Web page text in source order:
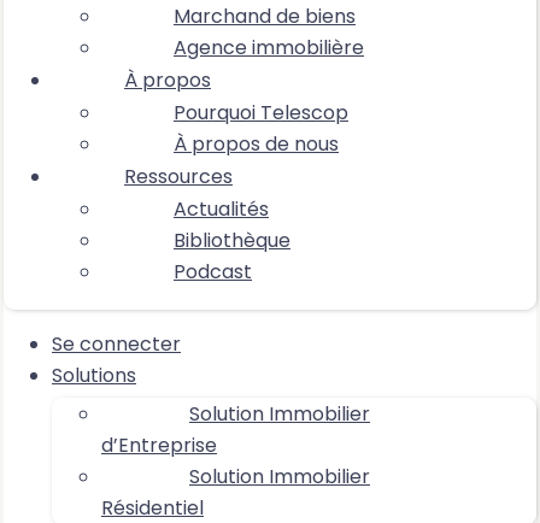
Marchand de biens
Agence immobilière
À propos
Pourquoi Telescop
À propos de nous
Ressources
Actualités
Bibliothèque
Podcast
Se connecter
Solutions
Solution Immobilier
d’Entreprise
Solution Immobilier
Résidentiel